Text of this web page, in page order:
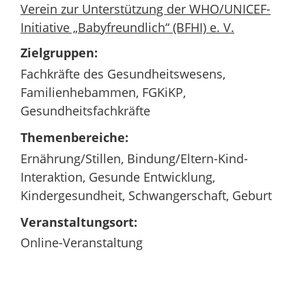
Verein zur Unterstützung der WHO/UNICEF-
Initiative „Babyfreundlich“ (BFHI) e. V.
Zielgruppen:
Fachkräfte des Gesundheitswesens,
Familienhebammen, FGKiKP,
Gesundheitsfachkräfte
Themenbereiche:
Ernährung/Stillen, Bindung/Eltern-Kind-
Interaktion, Gesunde Entwicklung,
Kindergesundheit, Schwangerschaft, Geburt
Veranstaltungsort:
Online-Veranstaltung